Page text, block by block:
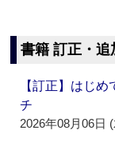
書籍 訂正・追
【訂正】はじ
チ
2026年08月06日